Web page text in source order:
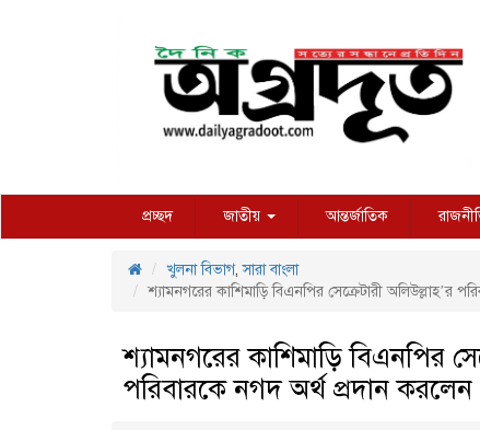
প্রচ্ছদ জাতীয় আন্তর্জাতিক
খুলনা বিভাগ,সারা বাংলা
শ্যামনগরের কাশিমাড়ি বিএনপির সেক্রেটারী অলিউল্লাহ’র
শ্যামনগরের কাশিমাড়ি বিএনপির
পরিবারকে নগদ অর্থ প্রদান